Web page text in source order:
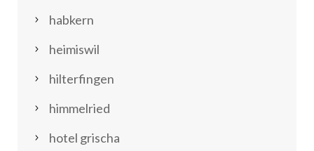
habkern
heimiswil
hilterfingen
himmelried
hotel grischa